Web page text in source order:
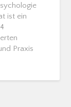
ist ein
Praxis